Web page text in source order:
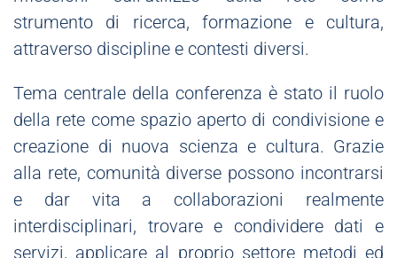
strumento di ricerca, formazione e cultura,
attraverso discipline e contesti diversi.
Tema centrale della conferenza è stato il ruolo
della rete come spazio aperto di condivisione e
creazione di nuova scienza e cultura. Grazie
alla rete, comunità diverse possono incontrarsi
e dar vita a collaborazioni realmente
interdisciplinari, trovare e condividere dati e
servizi, applicare al proprio settore metodi ed